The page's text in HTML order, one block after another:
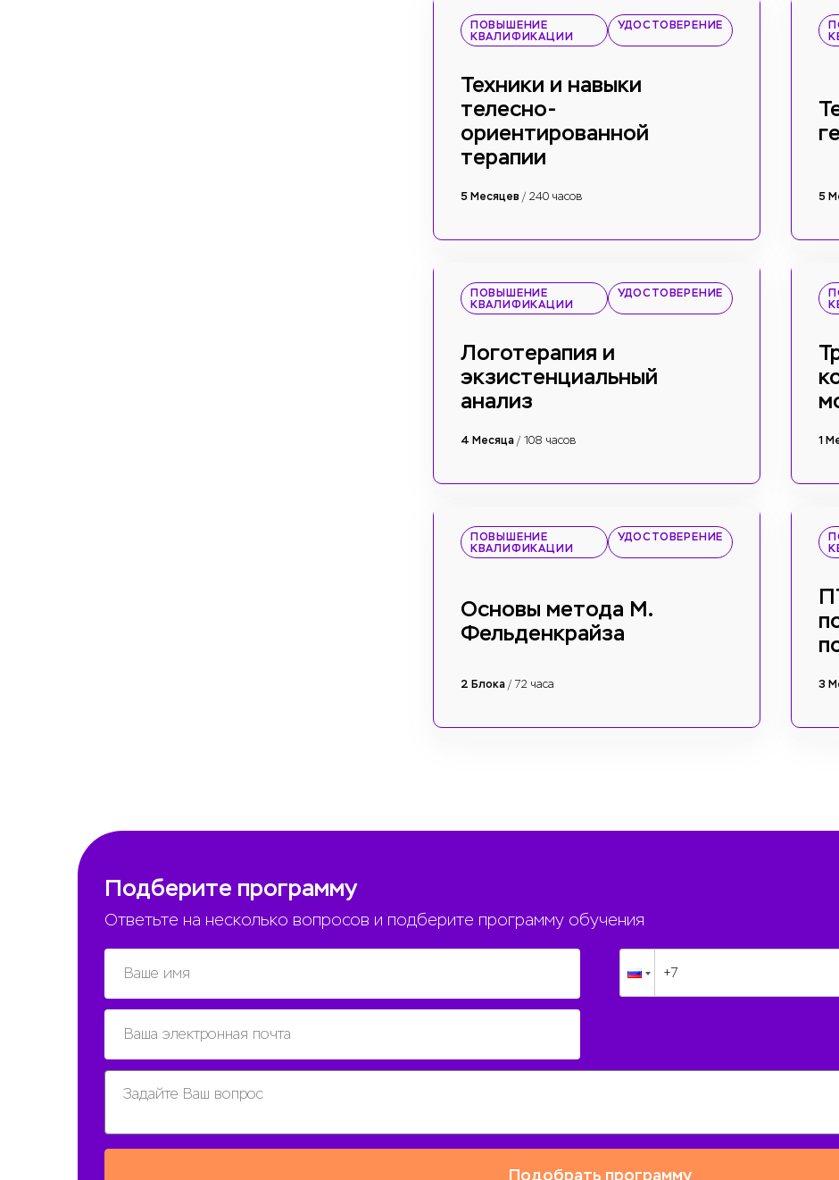
ПОВЫШЕНИЕ
КВАЛИФИКАЦИИ
УДОСТОВЕРЕНИЕ
Техники и навыки
телесно-
ориентированной
терапии
5 Месяцев / 240 часов 5
ПОВЫШЕНИЕ
КВАЛИФИКАЦИИ
УДОСТОВЕРЕНИЕ
Логотерапия и
экзистенциальный
анализ
4 Месяца / 108 часов 1
ПОВЫШЕНИЕ
КВАЛИФИКАЦИИ
УДОСТОВЕРЕНИЕ
Основы метода М.
Фельденкрайза
2 Блока / 72 часа 3
Подберите программу
Ответьте на несколько вопросов и подберите программу обучения
Подобрать программу